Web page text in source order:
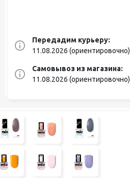
Передадим курьеру:
11.08.2026 (ориентировочно)
Самовывоз из магазина:
11.08.2026 (ориентировочно)